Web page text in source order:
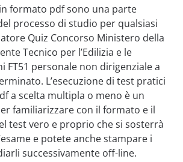
formato pdf sono una parte
processo di studio per qualsiasi
Quiz Concorso Ministero della
Tecnico per l’Edilizia e le
FT51 personale non dirigenziale a
L’esecuzione di test pratici
a scelta multipla o meno è un
familiarizzare con il formato e il
test vero e proprio che si sosterrà
e potete anche stampare i
successivamente off-line.